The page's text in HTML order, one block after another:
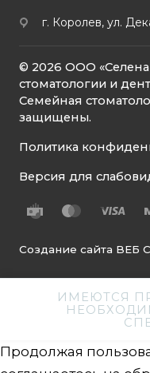
г. Королев, ул.
© 2026 ООО
стоматологии и
Семейная
защищены.
Политика
Версия для
Создание сайта ВЕБ
ИМЕЮТСЯ
Продолжая